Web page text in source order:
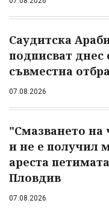
Саудитска
подписват днес
съвместна
07.08.2026
"Смазването на
и не е получил
ареста
Пловдив
07.08.2026